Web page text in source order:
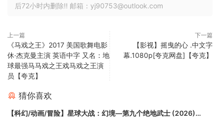
后72小时内删除!! 邮箱：yj90753@outlook.com
上一篇
《马戏之王》2017 美国歌舞电影
休·杰克曼主演 英语中字 又名：地
球最强马马戏之王戏马戏之王演
员【夸克】
下一篇
【影视】摇曳的心 .中文字
幕.1080p[夸克网盘]【夸克】
猜你喜欢
【科幻/动画/冒险】星球大战：幻境—第九个绝地武士 (2026)